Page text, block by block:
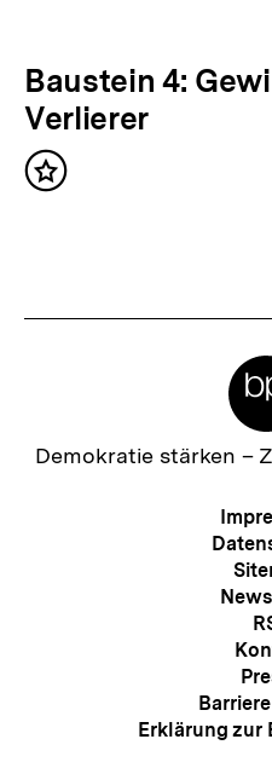
i
g
e
r
N
ä
c
h
h
Baustein 4:
Verlierer
Inhalt
Zur
Demokratie stärken –
Erklärung zur